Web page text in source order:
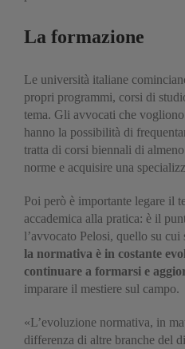
La formazione
Le università italiane
propri programmi, corsi di
tema. Gli avvocati che
hanno la possibilità di
tratta di corsi biennali di
norme e acquisire una
Poi però è importante legare il
accademica alla pratica: è il
l’avvocato Pelosi, quello su
la normativa è in costante
continuare a formarsi e
imparare il mestiere sul campo.
«L’evoluzione normativa, in
differenza di altre branche del